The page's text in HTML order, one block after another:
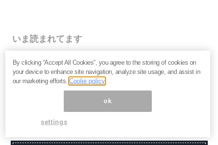
いま読まれてます
株価下落「三菱重工」今が買い？長期投資家が見るべ
き“防衛だけじゃない”強さと投資リスク＝栫井駿介
優待新設「大黒屋HD」は買いか？仕手株説をどう見る
べきか、大化けの4条件を解説＝金融ライター K.Y
なぜキオクシアは売られる？長期投資家が見るべき、半
By clicking “Accept All Cookies”, you agree to the storing of cookies on
your device to enhance site navigation, analyze site usage, and assist in
our marketing efforts.Coolie policy
ok
settings